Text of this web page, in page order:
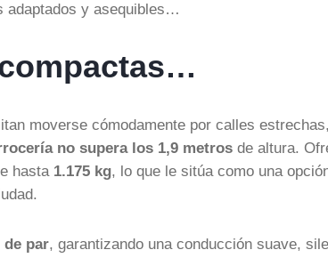
adaptados y asequibles…
moverse cómodamente por calles
no supera los 1,9 metros de altura.
hasta 1.175 kg, lo que le sitúa como una
de par, garantizando una conducción suave,